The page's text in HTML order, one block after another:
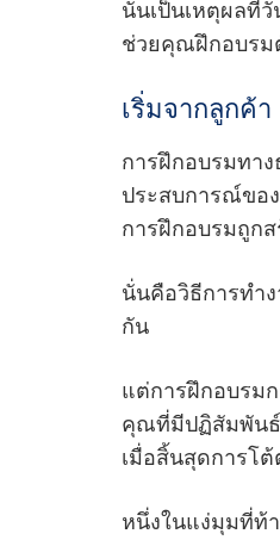
นั่นเป็นเหตุผลที่
ช่วยคุณฝึกอบรม
เริ่มจากลูกค้า
การฝึกอบรมทา
ประสบการณ์ขอ
การฝึกอบรมถูก
นั่นคือวิธีการทํา
กัน
แต่การฝึกอบรม
คุณที่มีปฏิสัมพันธ์
เมื่อสิ้นสุดการโ
หนึ่งในแง่มุมที่ท้